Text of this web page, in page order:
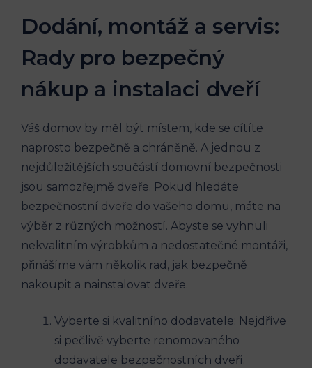
Dodání, montáž a servis:
Rady pro bezpečný
nákup a instalaci dveří
Váš domov by měl být místem, kde se cítíte
naprosto bezpečně a chráněně. A jednou z
nejdůležitějších součástí domovní bezpečnosti
jsou samozřejmě dveře. Pokud hledáte
bezpečnostní dveře do vašeho domu, máte na
výběr z různých možností. Abyste se vyhnuli
nekvalitním výrobkům a nedostatečné montáži,
přinášíme vám několik rad, jak bezpečně
nakoupit a nainstalovat dveře.
Vyberte si kvalitního dodavatele: Nejdříve
si pečlivě vyberte renomovaného
dodavatele bezpečnostních dveří.